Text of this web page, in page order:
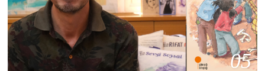
05